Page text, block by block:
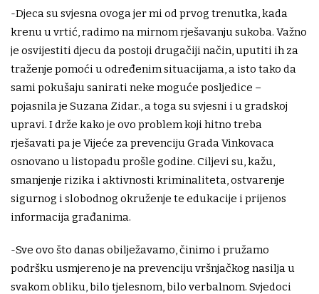
-Djeca su svjesna ovoga jer mi od prvog trenutka, kada
krenu u vrtić, radimo na mirnom rješavanju sukoba. Važno
je osvijestiti djecu da postoji drugačiji način, uputiti ih za
traženje pomoći u određenim situacijama, a isto tako da
sami pokušaju sanirati neke moguće posljedice –
pojasnila je Suzana Zidar., a toga su svjesni i u gradskoj
upravi. I drže kako je ovo problem koji hitno treba
rješavati pa je Vijeće za prevenciju Grada Vinkovaca
osnovano u listopadu prošle godine. Ciljevi su, kažu,
smanjenje rizika i aktivnosti kriminaliteta, ostvarenje
sigurnog i slobodnog okruženje te edukacije i prijenos
informacija građanima.
-Sve ovo što danas obilježavamo, činimo i pružamo
podršku usmjereno je na prevenciju vršnjačkog nasilja u
svakom obliku, bilo tjelesnom, bilo verbalnom. Svjedoci